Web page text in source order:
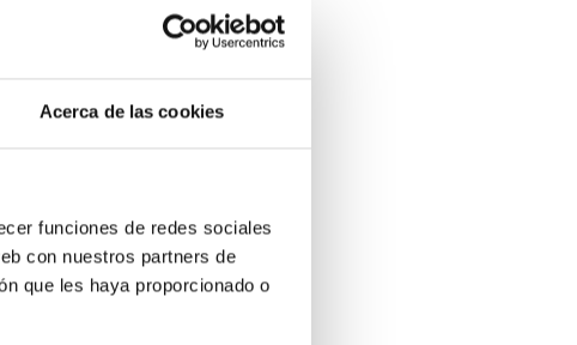
Acerca de las cookies
funciones de redes sociales
con nuestros partners de
que les haya proporcionado o